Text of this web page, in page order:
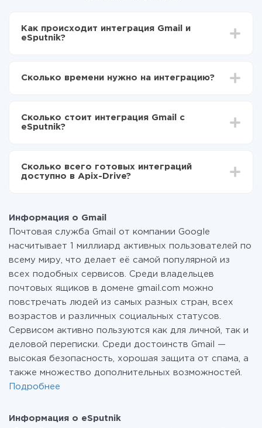
Как происходит интеграция Gmail и
eSputnik?
Выбираете какие данные передавать из Gmail в
Теперь данные будут автоматически
передаваться из Gmail в eSputnik
Сколько времени нужно на интеграцию?
отличаться и составлять от 5-ти до 30-минут. В
среднем настройка занимает 10-15 минут.
Сколько стоит интеграция Gmail с
eSputnik?
функционал. Вы оплачиваете только количество
данных, которые по факту передаются из одной
перейти на платный, при необходимости. Подробнее
о тарифах.
Сколько всего готовых интеграций
доступно в Apix-Drive?
Информация о Gmail
Почтовая служба Gmail от компании Google
насчитывает 1 миллиард активных пользователей по
всему миру, что делает её самой популярной из
всех подобных сервисов. Среди владельцев
почтовых ящиков в домене gmail.com можно
повстречать людей из самых разных стран, всех
возрастов и различных социальных статусов.
Сервисом активно пользуются как для личной, так и
деловой переписки. Среди достоинств Gmail —
высокая безопасность, хорошая защита от спама, а
также множество дополнительных возможностей.
Подробнее
Информация о eSputnik